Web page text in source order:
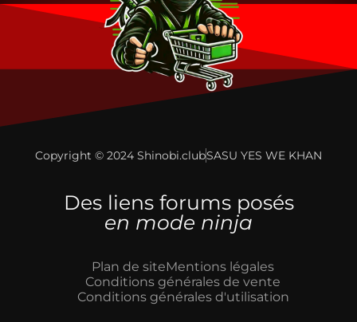
Copyright © 2024 Shinobi.clubSASU YES WE KHAN
Des liens forums posés
en mode ninja
Plan de siteMentions légales
Conditions générales de vente
Conditions générales d'utilisation